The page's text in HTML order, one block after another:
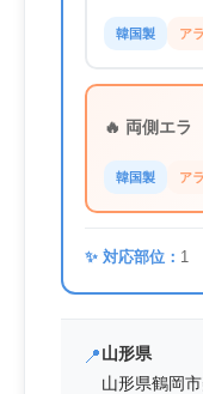
韓国製 ア
🔥 両側エラ
韓国製 ア
✨ 対応部位： 1
📍山形県
山形県鶴岡